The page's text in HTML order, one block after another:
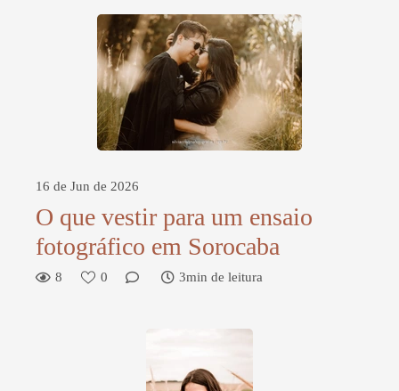
16 de Jun de 2026
O que vestir para um ensaio
fotográfico em Sorocaba
8 0 3min de leitura